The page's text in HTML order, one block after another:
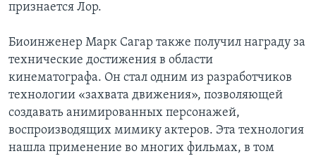
признается Лор.
Биоинженер Марк Сагар также получил награду за
технические достижения в области
кинематографа. Он стал одним из разработчиков
технологии «захвата движения», позволяющей
создавать анимированных персонажей,
воспроизводящих мимику актеров. Эта технология
нашла применение во многих фильмах, в том